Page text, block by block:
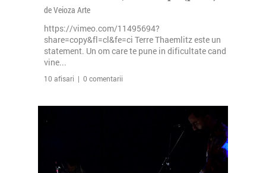
de Veioza Arte
https://vimeo.com/11495694?
share=copy&fl=cl&fe=ci Terre Thaemlitz este un
statement. Un om care te pune in dificultate cand
vine...
10 afisari | 0 comentarii